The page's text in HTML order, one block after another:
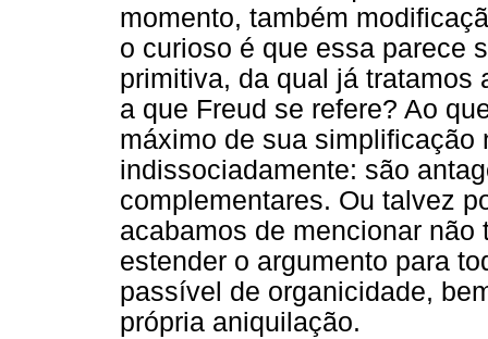
momento, também
o curioso é que essa parece
primitiva, da qual já tratamos
a que Freud se refere? Ao
máximo de sua simplificação
indissociadamente: são
complementares. Ou talvez
acabamos de mencionar
estender o argumento para
passível de organicidade,
própria aniquilação.